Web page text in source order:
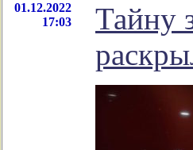
01.12.2022
17:03
Тайну